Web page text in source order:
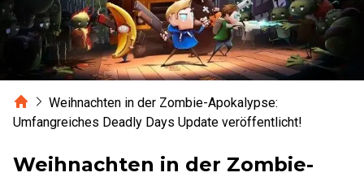
HomeWeihnachten in der Zombie-Apokalypse:
Umfangreiches Deadly Days Update veröffentlicht!
Weihnachten in der Zombie-